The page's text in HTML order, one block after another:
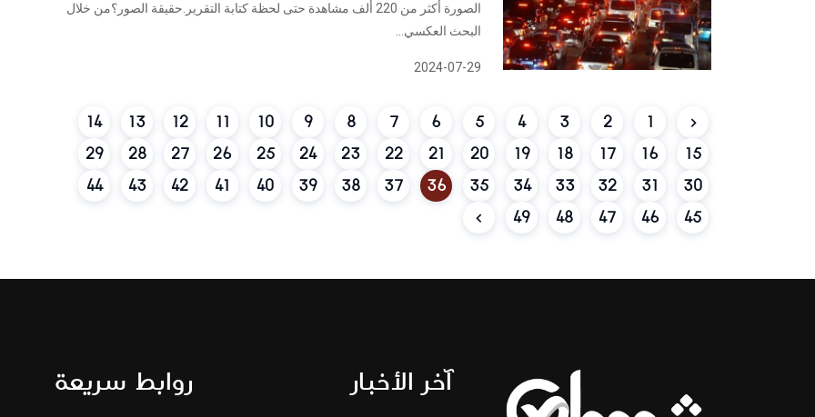
الصورة أكثر من 220 ألف مشاهدة حتى لحظة كتابة التقرير.حقيقة الصور؟من خلال
البحث العكسي...
2024-07-29
1
2
3
4
5
6
7
8
9
10
11
12
13
14
15
16
17
18
19
20
21
22
23
24
25
26
27
28
29
30
31
32
33
34
35
36
37
38
39
40
41
42
43
44
45
46
47
48
49
آخر الأخبار روابط سريعة